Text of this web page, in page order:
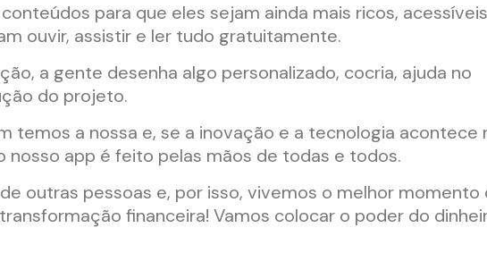
para que eles sejam ainda mais ricos,
ouvir, assistir e ler tudo gratuitamente.
a gente desenha algo personalizado, cocria, ajuda no
do projeto.
temos a nossa e, se a inovação e a tecnologia acontece
nosso app é feito pelas mãos de todas e todos.
outras pessoas e, por isso, vivemos o melhor momento
financeira! Vamos colocar o poder do